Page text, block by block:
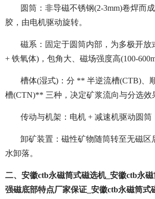
圆筒：非导磁不锈钢(2-3mm)卷焊而
胶，由电机驱动旋转。
磁系：固定于圆筒内部，为多极开放
+ 铁氧体)，包角大、磁场强度高(100-
槽体(湿式)：分 ** 半逆流槽(CTB)、
槽(CTN)** 三种，决定矿浆流向与分选效
传动与机架：电机 + 减速机驱动圆筒
卸矿装置：磁性矿物随筒转至无磁区
水卸落。
二、安徽ctb永磁筒式磁选机_安徽ctb永
强磁底部特点厂家保证_安徽ctb永磁筒式